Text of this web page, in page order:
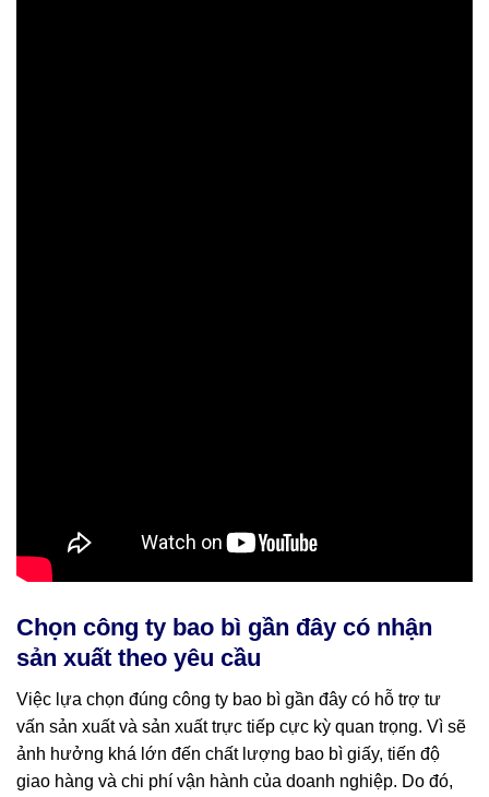
Chọn công ty bao bì gần đây có nhận
sản xuất theo yêu cầu
Việc lựa chọn đúng công ty bao bì gần đây có hỗ trợ tư
vấn sản xuất và sản xuất trực tiếp cực kỳ quan trọng. Vì sẽ
ảnh hưởng khá lớn đến chất lượng bao bì giấy, tiến độ
giao hàng và chi phí vận hành của doanh nghiệp. Do đó,